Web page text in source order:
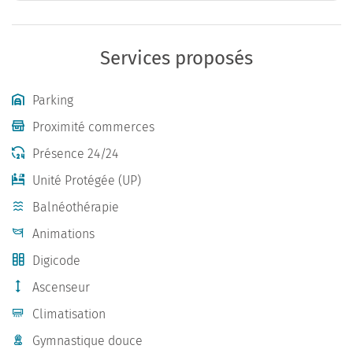
Services proposés
Parking
Proximité commerces
Présence 24/24
Unité Protégée (UP)
Balnéothérapie
Animations
Digicode
Ascenseur
Climatisation
Gymnastique douce